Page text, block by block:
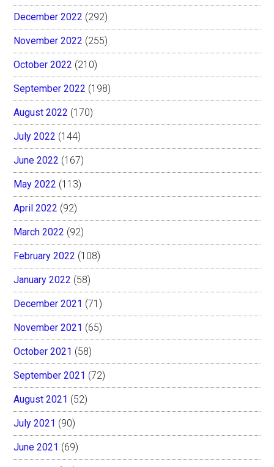
December 2022 (292)
November 2022 (255)
October 2022 (210)
September 2022 (198)
August 2022 (170)
July 2022 (144)
June 2022 (167)
May 2022 (113)
April 2022 (92)
March 2022 (92)
February 2022 (108)
January 2022 (58)
December 2021 (71)
November 2021 (65)
October 2021 (58)
September 2021 (72)
August 2021 (52)
July 2021 (90)
June 2021 (69)